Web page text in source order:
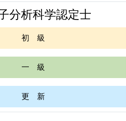
分析科学認定士
初 級
一 級
更 新